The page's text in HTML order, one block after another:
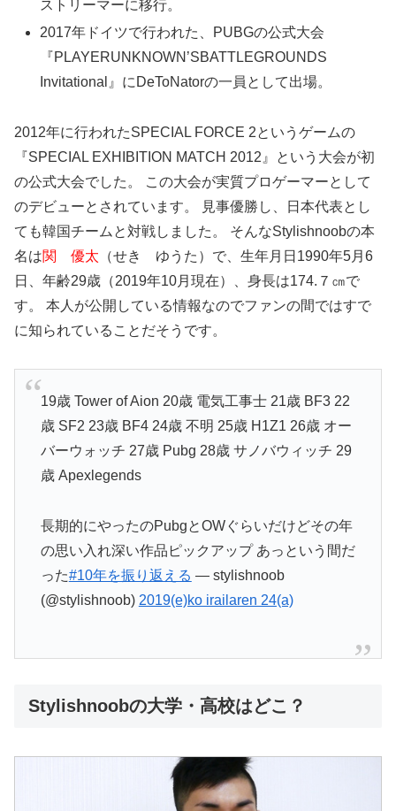
ストリーマーに移行。
2017年ドイツで行われた、PUBGの公式大会
『PLAYERUNKNOWN’SBATTLEGROUNDS
Invitational』にDeToNatorの一員として出場。
2012年に行われたSPECIAL FORCE 2というゲームの
『SPECIAL EXHIBITION MATCH 2012』という大会が初
の公式大会でした。 この大会が実質プロゲーマーとして
のデビューとされています。 見事優勝し、日本代表とし
ても韓国チームと対戦しました。 そんなStylishnoobの本
名は関 優太 （せき ゆうた）で、生年月日1990年5月6
日、年齢29歳（2019年10月現在）、身長は174.７㎝で
す。 本人が公開している情報なのでファンの間ではすで
に知られていることだそうです。
19歳 Tower of Aion 20歳 電気工事士 21歳 BF3 22
歳 SF2 23歳 BF4 24歳 不明 25歳 H1Z1 26歳 オー
バーウォッチ 27歳 Pubg 28歳 サノバウィッチ 29
歳 Apexlegends
長期的にやったのPubgとOWぐらいだけどその年
の思い入れ深い作品ピックアップ あっという間だ
った#10年を振り返える — stylishnoob
(@stylishnoob) 2019(e)ko irailaren 24(a)
Stylishnoobの大学・高校はどこ？